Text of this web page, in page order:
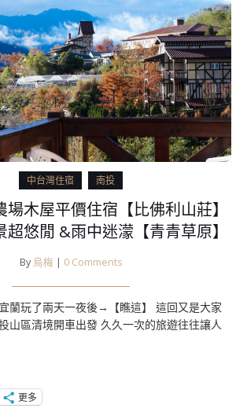
中台灣住宿 南投
木屋平價住宿【比佛利山莊】
悠閒 &雨中迷濛【青青草原】
By 烏梅 | 0 Comments
蘭玩了兩天一夜後→【瞧這】 這回又是大家
山區清境開車出發 久久一次的旅遊往往讓人
更多